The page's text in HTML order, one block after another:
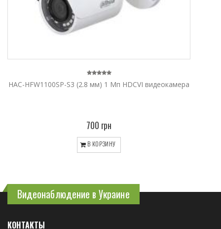
HAC-HFW1100SP-S3 (2.8 мм) 1 Мп HDCVI видеокамера
700 грн
В КОРЗИНУ
Видеонаблюдение в Украине
КОНТАКТЫ